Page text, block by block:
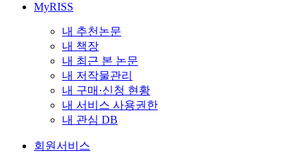
MyRISS
내 추천논문
내 책장
내 최근 본 논문
내 저작물관리
내 구매·신청 현황
내 서비스 사용권한
내 관심 DB
회원서비스